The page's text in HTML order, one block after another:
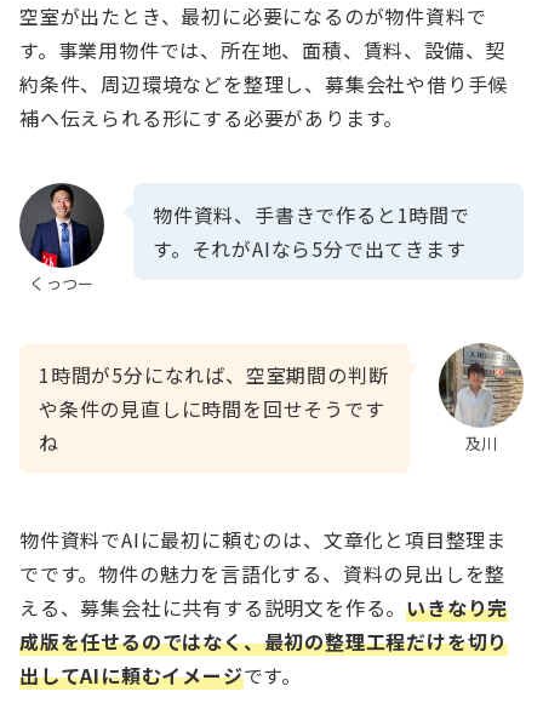
空室が出たとき、最初に必要になるのが物件資料で
す。事業用物件では、所在地、面積、賃料、設備、契
約条件、周辺環境などを整理し、募集会社や借り手候
補へ伝えられる形にする必要があります。
くっつー
物件資料、手書きで作ると1時間で
す。それがAIなら5分で出てきます
及川
1時間が5分になれば、空室期間の判断
や条件の見直しに時間を回せそうです
ね
物件資料でAIに最初に頼むのは、文章化と項目整理ま
でです。物件の魅力を言語化する、資料の見出しを整
える、募集会社に共有する説明文を作る。いきなり完
成版を任せるのではなく、最初の整理工程だけを切り
出してAIに頼むイメージです。